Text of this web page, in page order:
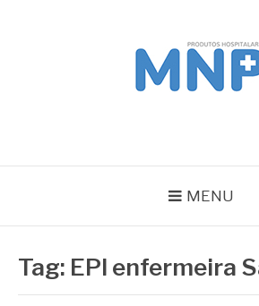
MENU
Tag: EPI enfermeira